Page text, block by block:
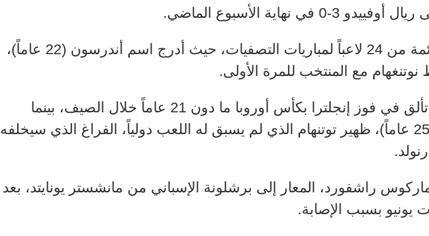
0 في نهاية الأسبوع الماضي.
وأعلن توخل قائمة من 24 لاعباً لمباريات التصفيات، حيث أدرج اسم أندرسون (22 عاماً)،
مع المنتخب للمرة الأولى.
وكان أندرسون تألق في فوز إنجلترا بكأس أوروبا ما دون 21 عاماً خلال الصيف، بينما
سيسدّ سبنس (25 عاماً)، ظهير توتنهام الذي لم يسبق له اللعب دولياً، الفراغ الذي سيخلفه
راشفورد، المعار إلى برشلونة الإسباني من مانشستر يونايتد، بعد
يونيو بسبب الإصابة.